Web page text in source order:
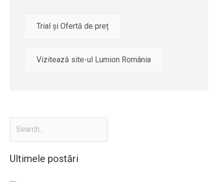
Trial și Ofertă de preț
Vizitează site-ul Lumion România
Ultimele postări